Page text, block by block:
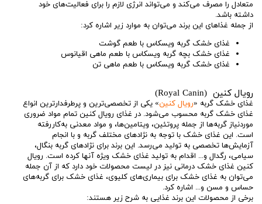
متعادل را مصرف می‌کند و می‌تواند انرژی لازم را برای فعالیت‌های خود
داشته باشد.
از جمله غذاهای این برند می‌توان به موارد زیر اشاره کرد:
غذای خشک گربه ویسکاس با طعم گوشت
غذای خشک بچه گربه ویسکاس با طعم ماهی اقیانوس
غذای خشک گربه ویسکاس با طعم ماهی تن
رویال کنین (Royal Canin)
غذای خشک گربه «رویال کنین» یکی از تخصصی‌ترین و پرطرفدارترین انواع
غذای خشک گربه محسوب می‌شود. در غذای رویال کنین تمام مواد ضروری
موردنیاز گربه‌ها از جمله پروتئین، ویتامین‌ها، و مواد معدنی به‌کاررفته
است. این غذای خشک با توجه به نژادهای مختلف گربه و با انجام
آزمایش‌ها تخصصی به تولید می‌رسد. این برند برای نژادهای گربه بنگال،
سیامی، رگدال و... اقدام به تولید غذای خشک ویژه آنها کرده است. رویال
کنین غذای خشک درمانی نیز در لیست محصولات خود دارد که از آن جمله
می‌توان به غذای خشک برای بیماری‌های کلیوی، غذای خشک برای گربه‌های
حساس و مسن و... اشاره کرد.
برخی از محصولات این برند غذایی به شرح زیر هستند: